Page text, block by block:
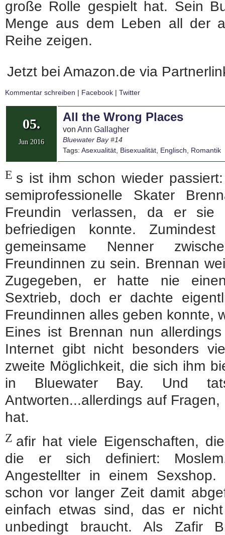
große Rolle gespielt hat. Sein
Menge aus dem Leben all der
Reihe zeigen.
Jetzt bei Amazon.de via
Kommentar schreiben | Facebook | Twitter
05.
Jun 2016
All the Wrong Places
von Ann Gallagher
Bluewater Bay#14
Tags: Asexualität, Bisexualität, Englisch, Romantik
E s ist ihm schon wieder
semiprofessionelle Skater
Freundin verlassen, da er sie
befriedigen konnte.
gemeinsame Nenner
Freundinnen zu sein. Brennan
Zugegeben, er hatte nie
Sextrieb, doch er dachte
Freundinnen alles geben konnte,
Eines ist Brennan nun
Internet gibt nicht besonders
zweite Möglichkeit, die sich ihm
in Bluewater Bay. Und
Antworten...allerdings auf
hat.
Z afir hat viele Eigenschaften,
die er sich definiert:
Angestellter in einem
schon vor langer Zeit damit
einfach etwas sind, das er
unbedingt braucht. Als Zafir